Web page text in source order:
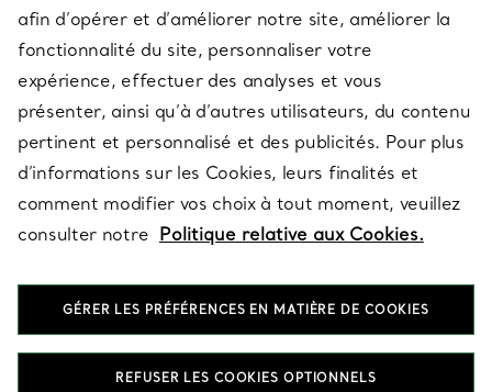
À PROPOS
QUESTIONS LÉGALES
SUIVEZ-NOUS
afin d’opérer et d’améliorer notre site, améliorer la
fonctionnalité du site, personnaliser votre
expérience, effectuer des analyses et vous
présenter, ainsi qu’à d’autres utilisateurs, du contenu
pertinent et personnalisé et des publicités. Pour plus
d’informations sur les Cookies, leurs finalités et
comment modifier vos choix à tout moment, veuillez
consulter notre Politique relative aux Cookies.
GÉRER LES PRÉFÉRENCES EN MATIÈRE DE COOKIES
REFUSER LES COOKIES OPTIONNELS